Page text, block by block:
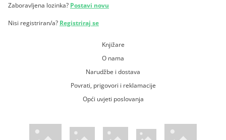
Zaboravljena lozinka? Postavi novu
Nisi registriran/a? Registriraj se
Knjižare
O nama
Narudžbe i dostava
Povrati, prigovori i reklamacije
Opći uvjeti poslovanja
WsPay web stranicaMaestro web stranicaMastercard web stranicaAmerican Express web stranica
Visa web stranica